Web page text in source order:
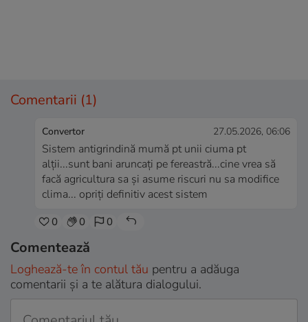
Comentarii (1)
Convertor 27.05.2026, 06:06
Sistem antigrindină mumă pt unii ciuma pt
alții...sunt bani aruncați pe fereastră...cine vrea să
facă agricultura sa și asume riscuri nu sa modifice
clima... opriți definitiv acest sistem
0 0 0
Comentează
Loghează-te în contul tău pentru a adăuga
comentarii și a te alătura dialogului.